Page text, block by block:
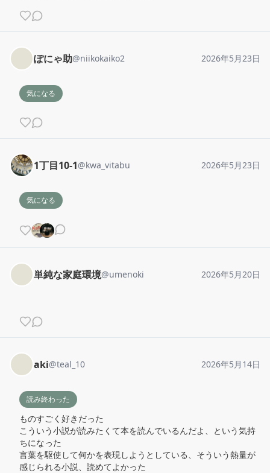
ぽにゃ助@niikokaiko2 2026年5月23日
気になる
1丁目10-1@kwa_vitabu 2026年5月23日
気になる
単純な家庭環境@umenoki 2026年5月20日
aki@teal_10 2026年5月14日
読み終わった
ものすごく好きだった
こういう小説が読みたくて本を読んでいるんだよ、という気持
ちになった
言葉を駆使して何かを表現しようとしている、そういう熱量が
感じられる小説、読めてよかった